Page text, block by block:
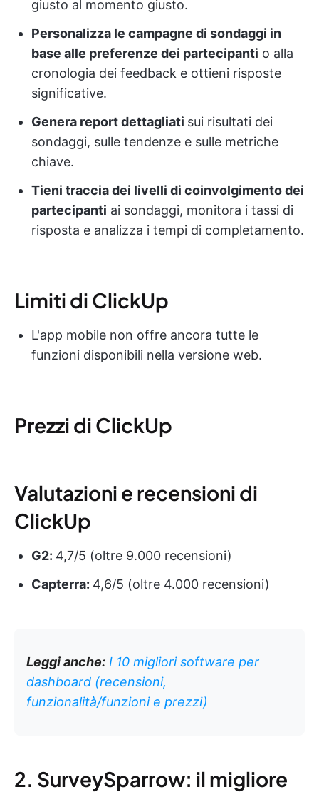
giusto al momento giusto.
Personalizza le campagne di sondaggi in
base alle preferenze dei partecipanti o alla
cronologia dei feedback e ottieni risposte
significative.
Genera report dettagliati sui risultati dei
sondaggi, sulle tendenze e sulle metriche
chiave.
Tieni traccia dei livelli di coinvolgimento dei
partecipanti ai sondaggi, monitora i tassi di
risposta e analizza i tempi di completamento.
Limiti di ClickUp
L'app mobile non offre ancora tutte le
funzioni disponibili nella versione web.
Prezzi di ClickUp
Valutazioni e recensioni di
ClickUp
G2: 4,7/5 (oltre 9.000 recensioni)
Capterra: 4,6/5 (oltre 4.000 recensioni)
Leggi anche: I 10 migliori software per
dashboard (recensioni,
funzionalità/funzioni e prezzi)
2. SurveySparrow: il migliore